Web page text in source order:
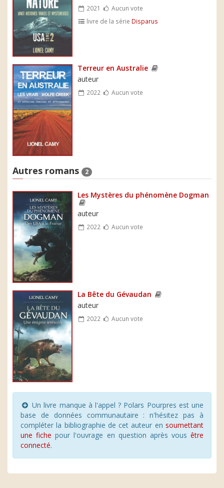
2021
Aucun vote
livre de la série Disparus
Terreur en Australie
auteur
2022 Aucun vote
Autres romans 2
Les Mystères du phénomène Dogman
auteur
2022 Aucun vote
La Bête du Gévaudan
auteur
2022 Aucun vote
Un livre manque à l'appel ? Polars Pourpres est une
base de données communautaire : n'hésitez pas à
compléter la bibliographie de cet auteur en soumettant
une fiche pour l'ouvrage en question après vous être
connecté.